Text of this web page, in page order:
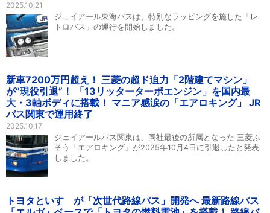
2025.10.21
ジェイアール東海バスは、特別なラッピングを施した「レ
トロバス」の運行を開始しました。
新車7200万円超え！ 三菱の超ド迫力「2階建てマシン」
が“現役引退”！ 「13リッターターボエンジン」を国内最
大・3軸ボディに搭載！ マニア感涙の「エアロキング」 JR
バス関東で運用終了
2025.10.17
ジェイアールバス関東は、同社最後の所属となった 三菱ふ
そう「エアロキング」が2025年10月4日に引退したと発表
しました。
トヨタといすゞが「次世代路線バス」開発へ 最新路線バス